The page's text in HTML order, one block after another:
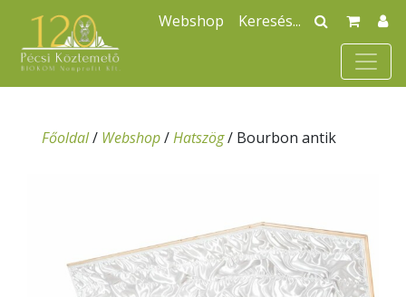
Webshop
Főoldal/ Webshop/Hatszög/ Bourbon antik